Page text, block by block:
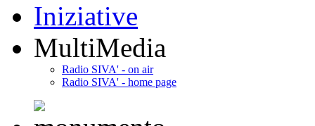
Iniziative
MultiMedia
Radio SIVA' - on air
Radio SIVA' - home page